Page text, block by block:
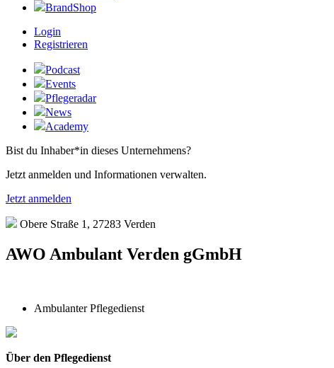
BrandShop
Login
Registrieren
Podcast
Events
Pflegeradar
News
Academy
Bist du Inhaber*in dieses Unternehmens?
Jetzt anmelden und Informationen verwalten.
Jetzt anmelden
Obere Straße 1, 27283 Verden
AWO Ambulant Verden gGmbH
Ambulanter Pflegedienst
Über den Pflegedienst